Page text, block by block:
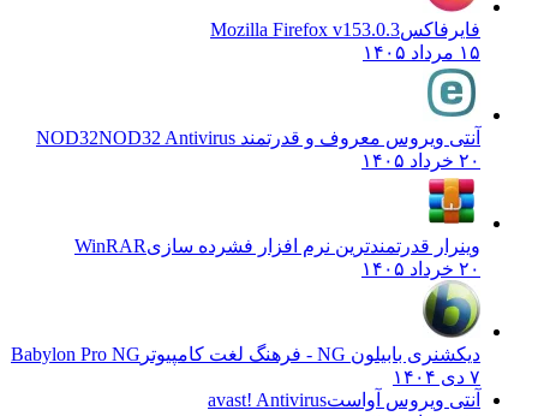
فایرفاکسMozilla Firefox v153.0.3
آنتی ویروس معروف و قدرتمند NOD32 NOD32 Antivirus
وینرار قدرتمندترین نرم افزار فشرده سازیWinRAR
دیکشنری بابیلون NG - فرهنگ لغت کامپیوتر
Babylon Pro NG
آنتی ویروس آواستavast! Antivirus